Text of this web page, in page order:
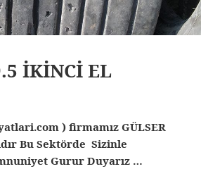
İKİNCİ EL
) firmamız GÜLSER
Bu Sektörde Sizinle
Gurur Duyarız …